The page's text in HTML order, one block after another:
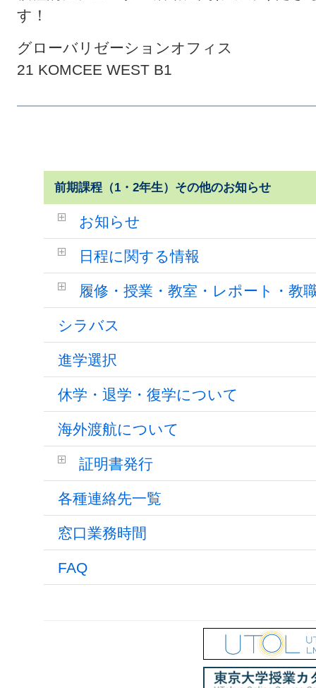
す！
グローバリゼーションオフィス
21 KOMCEE WEST B1
前期課程（1・2年生）その他のお知らせ
お知らせ
日程に関する情報
履修・授業・教室・レポート・教
シラバス
進学選択
休学・退学・復学について
海外渡航について
証明書発行
各種連絡先一覧
窓口業務時間
FAQ